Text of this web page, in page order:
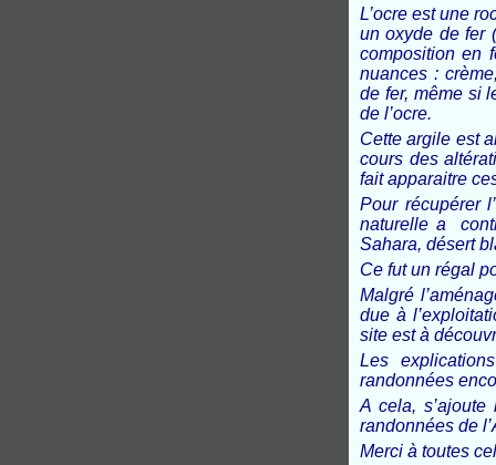
L’ocre est une
un oxyde de fer
composition en
nuances :
de fer, même si
de l’ocre.
Cette argile est
cours des
fait apparaitre
Pour récupérer
naturelle a
Sahara, désert
Ce fut un régal
Malgré
due à
site est à
Les
randonnées
A cela,
randonnées de
Merci à toutes